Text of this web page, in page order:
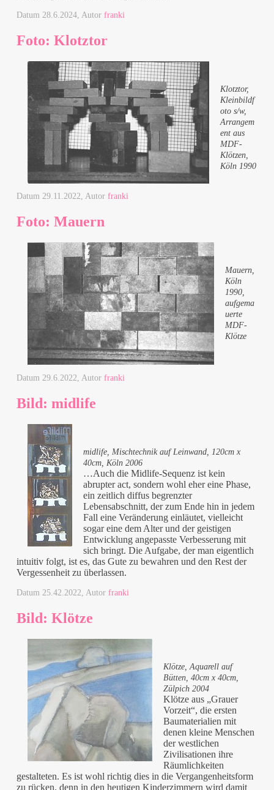
Datum 28.6.2024 , Autorfranki
Foto: Klotztor
Klotztor,
Kleinbildf
oto s/w,
Arrangem
ent aus
MDF-
Klötzen,
Köln 1990
Datum29.11.2022, Autorfranki
Foto: Mauern
Mauern,
Köln
1990,
aufgema
uerte
MDF-
Klötze
Datum 29.6.2022 , Autorfranki
Bild: midlife
midlife, Mischtechnik auf Leinwand, 120cm x
40cm, Köln 2006
…Auch die Midlife-Sequenz ist kein
abrupter act, sondern wohl eher eine Phase,
ein zeitlich diffus begrenzter
Lebensabschnitt, der zum Ende hin in jedem
Fall eine Veränderung einläutet, vielleicht
sogar eine dem Alter und der geistigen
Entwicklung angepasste Verbesserung mit
sich bringt. Die Aufgabe, der man eigentlich
intuitiv folgt, ist es, das Gute zu bewahren und den Rest der
Vergessenheit zu überlassen.
Datum 25.42.2022 , Autorfranki
Bild: Klötze
Klötze, Aquarell auf
Bütten, 40cm x 40cm,
Zülpich 2004
Klötze aus „Grauer
Vorzeit“, die ersten
Baumaterialien mit
denen kleine Menschen
der westlichen
Zivilisationen ihre
Räumlichkeiten
gestalteten. Es ist wohl richtig dies in die Vergangenheitsform
zu rücken, denn in den heutigen Kinderzimmern wird damit